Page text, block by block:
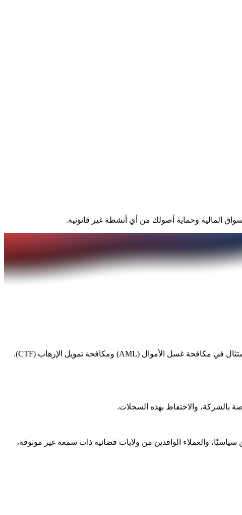
المالية وحماية أصولك من أي أنشطة غير قانونية.
بالشركة، والاحتفاظ بهذه السجلات.
والعملاء الوافدين من ولايات قضائية ذات سمعة غير موثوقة،